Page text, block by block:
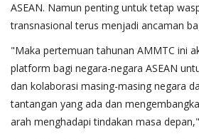
ASEAN. Namun penting untuk tetap
transnasional terus menjadi ancaman
"Maka pertemuan tahunan AMMTC ini
platform bagi negara-negara ASEAN
dan kolaborasi masing-masing negara
tantangan yang ada dan
arah menghadapi tindakan masa